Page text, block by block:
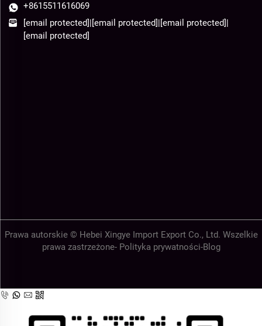
+8615511616069
[email protected]|[email protected]|[email protected]|
[email protected]
Prawa autorskie © Hebei Xingye Import Export Co., Ltd. Wszelkie
prawa zastrzeżone- Polityka prywatności-Blog